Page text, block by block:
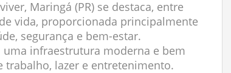
Maringá (PR) se destaca, entre
vida, proporcionada principalmente
segurança e bem-estar.
infraestrutura moderna e bem
trabalho, lazer e entretenimento.